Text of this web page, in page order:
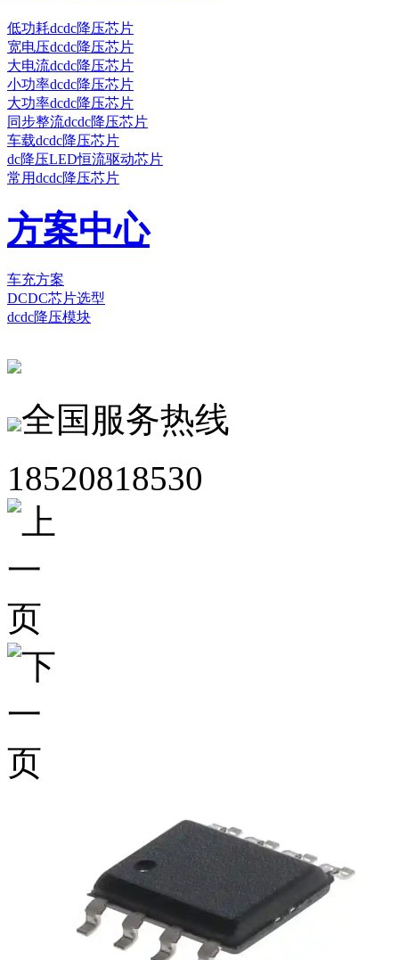
低功耗dcdc降压芯片
宽电压dcdc降压芯片
大电流dcdc降压芯片
小功率dcdc降压芯片
大功率dcdc降压芯片
同步整流dcdc降压芯片
车载dcdc降压芯片
dc降压LED恒流驱动芯片
常用dcdc降压芯片
方案中心
车充方案
DCDC芯片选型
dcdc降压模块
全国服务热线
18520818530